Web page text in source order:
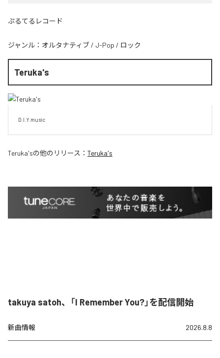
ぷるてるレコード
ジャンル： オルタナティブ / J-Pop / ロック
Teruka's
D.I.Y.music
Teruka'sの他のリリース： Teruka's
takuya satoh、「I Remember You?」を配信開始
新曲情報 2026.8.8